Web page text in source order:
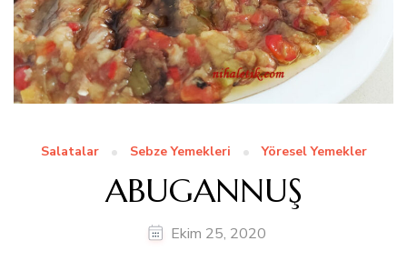
Salatalar Sebze Yemekleri Yöresel Yemekler
ABUGANNUŞ
Ekim 25, 2020